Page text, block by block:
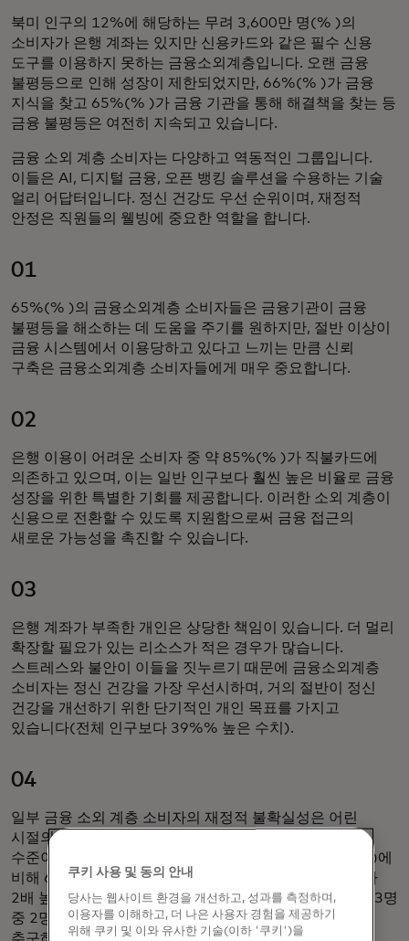
북미 인구의 12%에 해당하는 무려 3,600만 명(% )의
소비자가 은행 계좌는 있지만 신용카드와 같은 필수 신용
도구를 이용하지 못하는 금융소외계층입니다. 오랜 금융
불평등으로 인해 성장이 제한되었지만, 66%(% )가 금융
지식을 찾고 65%(% )가 금융 기관을 통해 해결책을 찾는 등
금융 불평등은 여전히 지속되고 있습니다.
금융 소외 계층 소비자는 다양하고 역동적인 그룹입니다.
이들은 AI, 디지털 금융, 오픈 뱅킹 솔루션을 수용하는 기술
얼리 어답터입니다. 정신 건강도 우선 순위이며, 재정적
안정은 직원들의 웰빙에 중요한 역할을 합니다.
01
65%(% )의 금융소외계층 소비자들은 금융기관이 금융
불평등을 해소하는 데 도움을 주기를 원하지만, 절반 이상이
금융 시스템에서 이용당하고 있다고 느끼는 만큼 신뢰
구축은 금융소외계층 소비자들에게 매우 중요합니다.
02
은행 이용이 어려운 소비자 중 약 85%(% )가 직불카드에
의존하고 있으며, 이는 일반 인구보다 훨씬 높은 비율로 금융
성장을 위한 특별한 기회를 제공합니다. 이러한 소외 계층이
신용으로 전환할 수 있도록 지원함으로써 금융 접근의
새로운 가능성을 촉진할 수 있습니다.
03
은행 계좌가 부족한 개인은 상당한 책임이 있습니다. 더 멀리
확장할 필요가 있는 리소스가 적은 경우가 많습니다.
스트레스와 불안이 이들을 짓누르기 때문에 금융소외계층
소비자는 정신 건강을 가장 우선시하며, 거의 절반이 정신
건강을 개선하기 위한 단기적인 개인 목표를 가지고
있습니다(전체 인구보다 39%% 높은 수치).
04
일부 금융 소외 계층 소비자의 재정적 불확실성은 어린
시절의 빈곤에서 비롯됩니다 - 미국 전체 중 사회경제적
수준이 낮은 가정에서 어린 시절을 보낸 비율은 46%(% )에
비해 64%(% )에 달합니다. 그러나 이들은 일반 인구보다
2배 높은 비율로 교육과 직업적 성장을 추구하고 있으며, 3명
중 2명은 개인 상황을 통제하기 위해 더 많은 금융 지식을
쿠키 사용 및 동의 안내
당사는 웹사이트 환경을 개선하고, 성과를 측정하며,
이용자를 이해하고, 더 나은 사용자 경험을 제공하기
위해 쿠키 및 이와 유사한 기술(이하 '쿠키')을